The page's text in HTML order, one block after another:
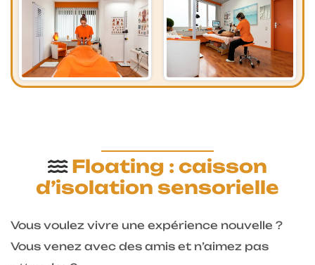
Floating : caisson
d’isolation sensorielle
Vous voulez vivre une expérience nouvelle ?
Vous venez avec des amis et n’aimez pas